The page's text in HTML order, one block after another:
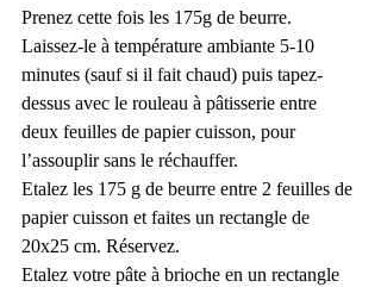
Prenez cette fois les 175g de beurre.
Laissez-le à température ambiante 5-10
minutes (sauf si il fait chaud) puis tapez-
dessus avec le rouleau à pâtisserie entre
deux feuilles de papier cuisson, pour
l’assouplir sans le réchauffer.
Etalez les 175 g de beurre entre 2 feuilles de
papier cuisson et faites un rectangle de
20x25 cm. Réservez.
Etalez votre pâte à brioche en un rectangle